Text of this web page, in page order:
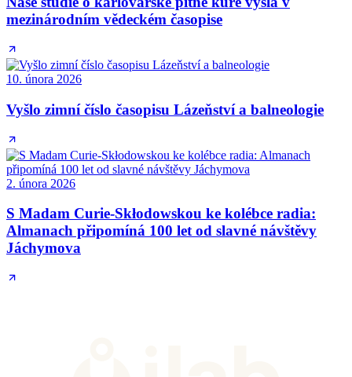
mezinárodním vědeckém časopise
10. února 2026
Vyšlo zimní číslo časopisu Lázeňství a balneologie
2. února 2026
S Madam Curie-Skłodowskou ke kolébce radia:
Almanach připomíná 100 let od slavné návštěvy
Jáchymova